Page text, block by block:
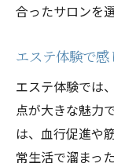
合ったサロンを
エステ体験で
エステ体験では
点が大きな魅力
は、血行促進や
常生活で溜まっ